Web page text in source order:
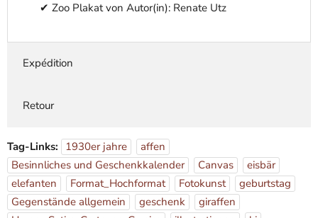
Zoo Plakat von Autor(in): Renate Utz
Expédition
Retour
Tag-Links: 1930er jahre
affen
Besinnliches und Geschenkkalender
Canvas
eisbär
elefanten
Format_Hochformat Fotokunst
geburtstag
Gegenstände allgemein
geschenk
giraffen